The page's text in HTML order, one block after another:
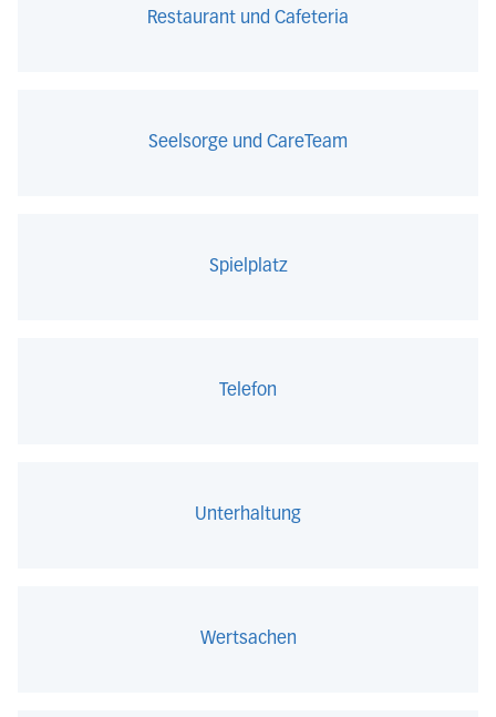
Restaurant und Cafeteria
Seelsorge und CareTeam
Spielplatz
Telefon
Unterhaltung
Wertsachen